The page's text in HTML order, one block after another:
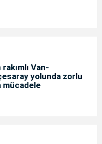
rakımlı Van-
yolunda zorlu
mücadele